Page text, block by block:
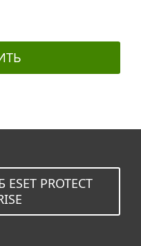
PROTECT